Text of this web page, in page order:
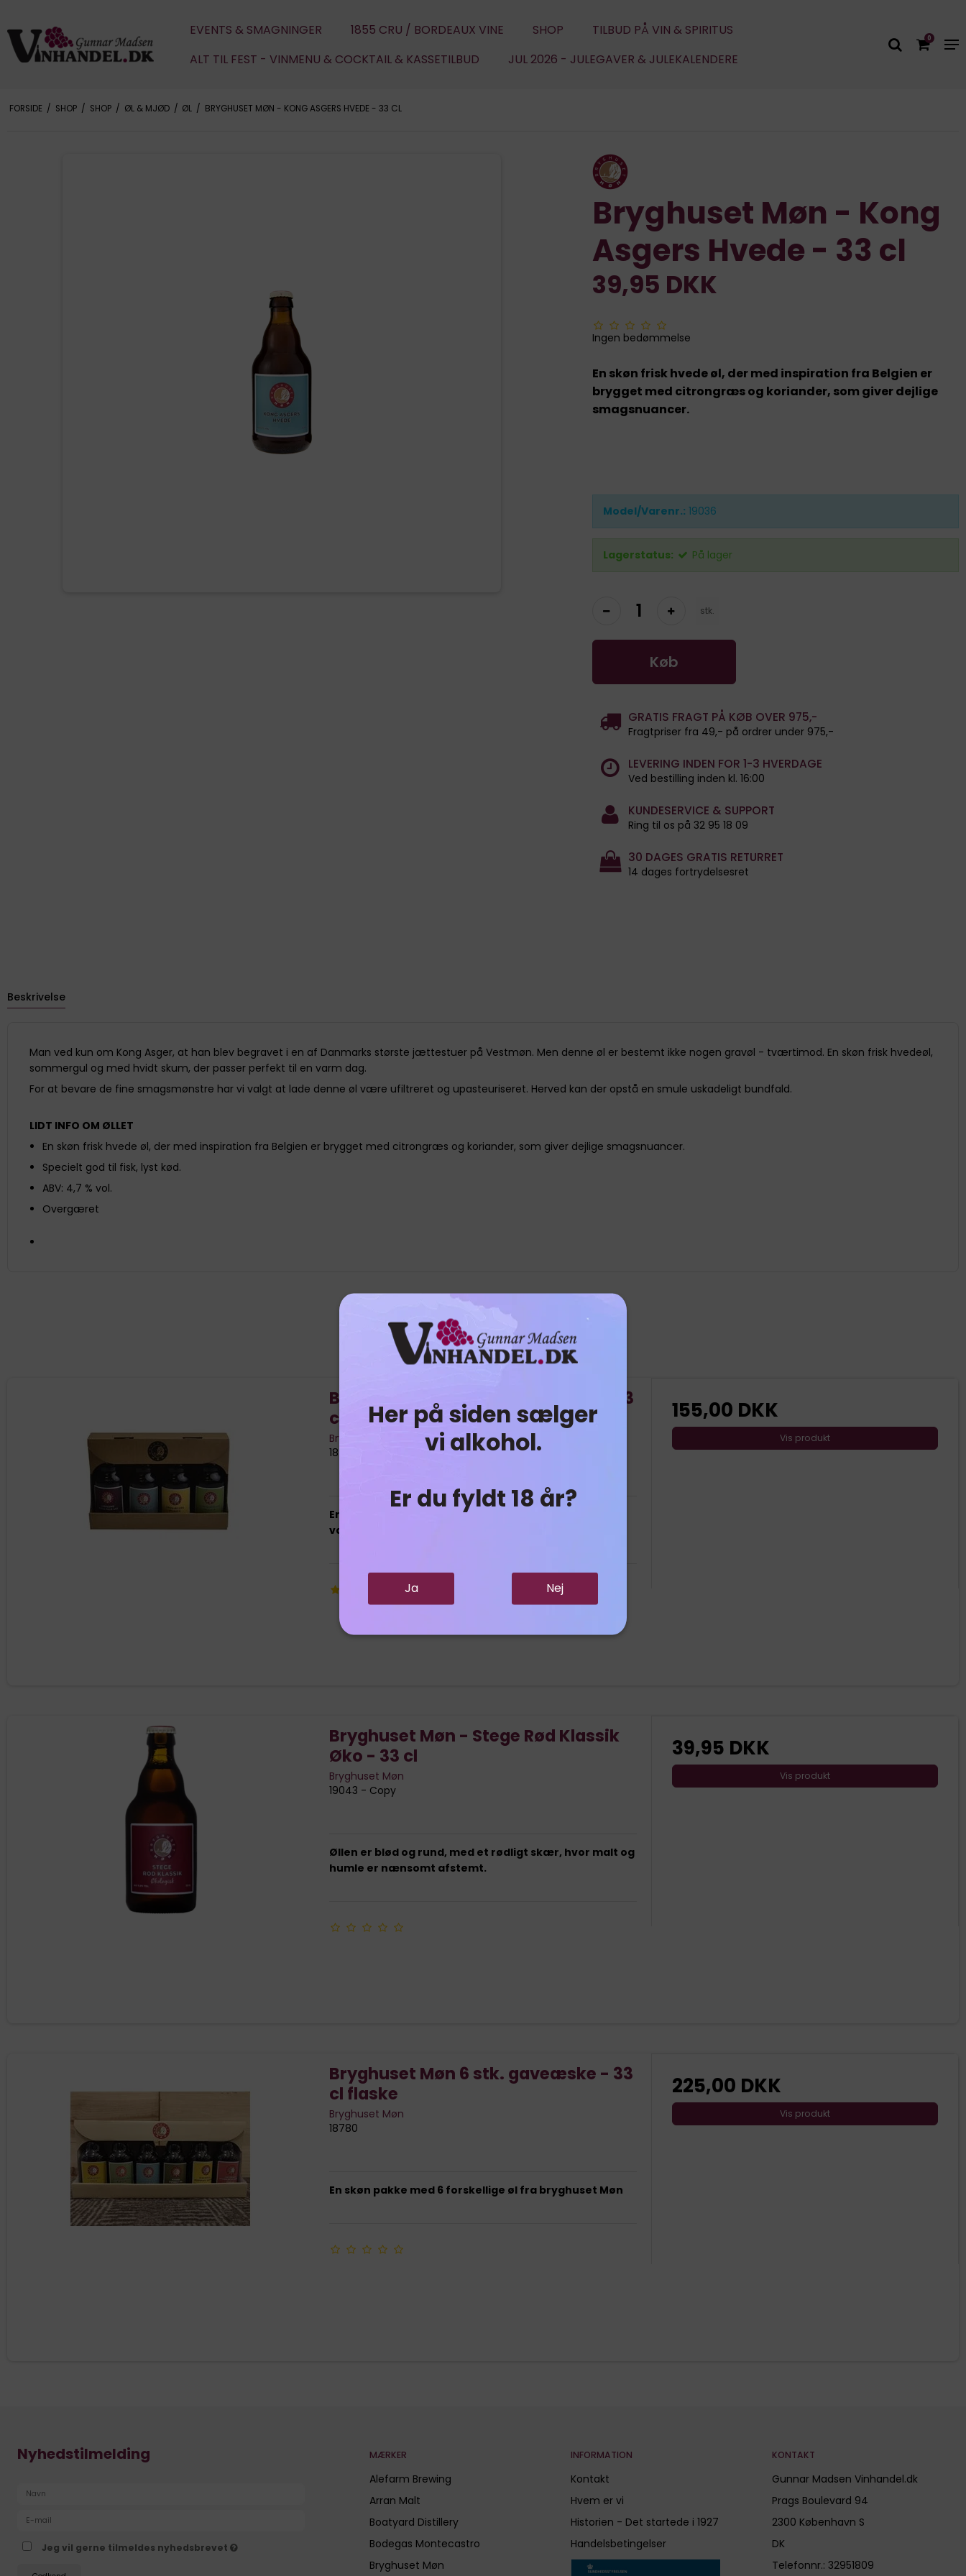
Her på siden sælger
vi alkohol.
Er du fyldt 18 år?
Ja Nej
EVENTS & SMAGNINGER 1855 CRU / BORDEAUX VINE SHOP
TILBUD PÅ VIN & SPIRITUS
ALT TIL FEST - VINMENU & COCKTAIL & KASSETILBUD
JUL 2026 - JULEGAVER & JULEKALENDERE
0
FORSIDE / SHOP / SHOP / ØL & MJØD / ØL / BRYGHUSET MØN - KONG ASGERS HVEDE - 33 CL
Bryghuset Møn - Kong
Asgers Hvede - 33 cl
39,95 DKK
Ingen bedømmelse
En skøn frisk hvede øl, der med inspiration fra Belgien er
brygget med citrongræs og koriander, som giver dejlige
smagsnuancer.
Model/Varenr.: 19036
Lagerstatus: På lager
stk.
Køb
GRATIS FRAGT PÅ KØB OVER 975,-
Fragtpriser fra 49,- på ordrer under 975,-
LEVERING INDEN FOR 1-3 HVERDAGE
Ved bestilling inden kl. 16:00
KUNDESERVICE & SUPPORT
Ring til os på 32 95 18 09
30 DAGES GRATIS RETURRET
14 dages fortrydelsesret
Beskrivelse
Man ved kun om Kong Asger, at han blev begravet i en af Danmarks største jættestuer på Vestmøn. Men denne øl er bestemt ikke nogen gravøl - tværtimod. En skøn frisk hvedeøl,
sommergul og med hvidt skum, der passer perfekt til en varm dag.
For at bevare de fine smagsmønstre har vi valgt at lade denne øl være ufiltreret og upasteuriseret. Herved kan der opstå en smule uskadeligt bundfald.
LIDT INFO OM ØLLET
En skøn frisk hvede øl, der med inspiration fra Belgien er brygget med citrongræs og koriander, som giver dejlige smagsnuancer.
Specielt god til fisk, lyst kød.
ABV: 4,7 % vol.
Overgæret
Relaterede produkter
Bryghuset Møn 4 stk. gaveæske - 33
cl flaske
Bryghuset Møn
18780 - Copy
En lækker pakke fra bryghuset med 4 forskellige
varianter
155,00 DKK
Vis produkt
Bryghuset Møn - Stege Rød Klassik
Øko - 33 cl
Bryghuset Møn
19043 - Copy
Øllen er blød og rund, med et rødligt skær, hvor malt og
humle er nænsomt afstemt.
39,95 DKK
Vis produkt
Bryghuset Møn 6 stk. gaveæske - 33
cl flaske
Bryghuset Møn
18780
En skøn pakke med 6 forskellige øl fra bryghuset Møn
225,00 DKK
Vis produkt
Nyhedstilmelding
Jeg vil gerne tilmeldes nyhedsbrevet
MÆRKER
Alefarm Brewing
Arran Malt
Boatyard Distillery
Bodegas Montecastro
Bryghuset Møn
INFORMATION
Kontakt
Hvem er vi
Historien - Det startede i 1927
Handelsbetingelser
KONTAKT
Gunnar Madsen Vinhandel.dk
Prags Boulevard 94
2300 København S
DK
Telefonnr.: 32951809